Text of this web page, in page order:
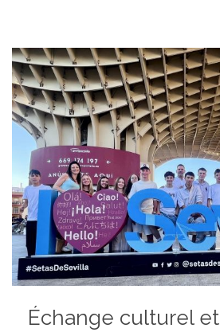
Échange culturel et